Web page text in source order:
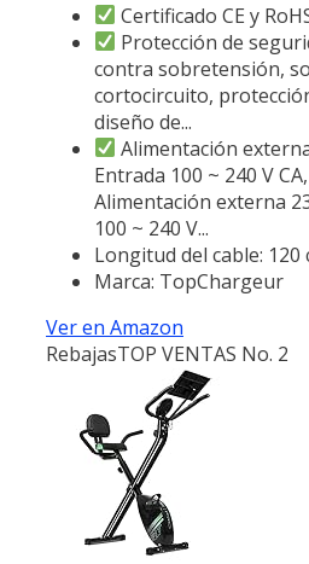
Certificado CE y
Protección de
contra sobretensión,
cortocircuito,
diseño de...
Alimentación
Entrada 100 ~ 240 V
Alimentación externa
100 ~ 240 V...
Longitud del cable: 120
Marca: TopChargeur
Ver en Amazon
RebajasTOP VENTAS No. 2